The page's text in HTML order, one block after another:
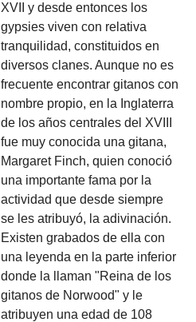
XVII y desde entonces los
gypsies viven con relativa
tranquilidad, constituidos en
diversos clanes. Aunque no es
frecuente encontrar gitanos con
nombre propio, en la Inglaterra
de los años centrales del XVIII
fue muy conocida una gitana,
Margaret Finch, quien conoció
una importante fama por la
actividad que desde siempre
se les atribuyó, la adivinación.
Existen grabados de ella con
una leyenda en la parte inferior
donde la llaman "Reina de los
gitanos de Norwood" y le
atribuyen una edad de 108